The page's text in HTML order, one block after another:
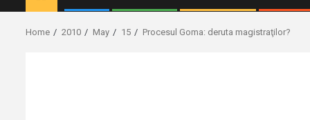
Home 2010 May 15 Procesul Goma: deruta magistraţilor?